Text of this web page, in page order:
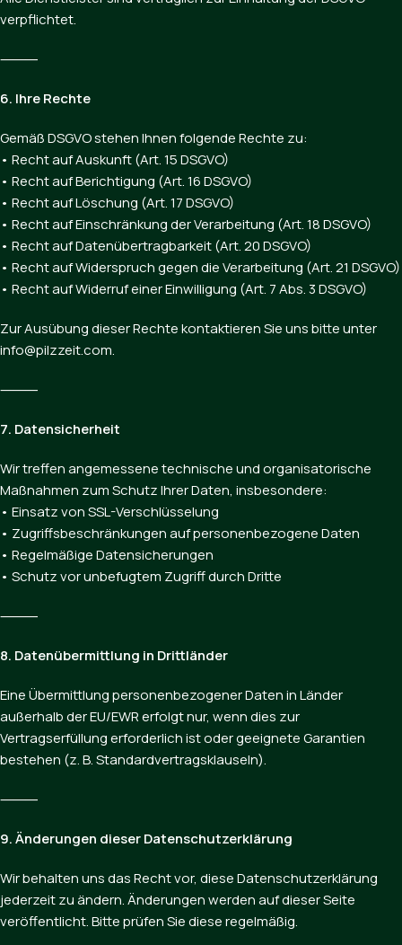
verpflichtet.
⸻
6. Ihre Rechte
Gemäß DSGVO stehen Ihnen folgende Rechte zu:
• Recht auf Auskunft (Art. 15 DSGVO)
• Recht auf Berichtigung (Art. 16 DSGVO)
• Recht auf Löschung (Art. 17 DSGVO)
• Recht auf Einschränkung der Verarbeitung (Art. 18 DSGVO)
• Recht auf Datenübertragbarkeit (Art. 20 DSGVO)
• Recht auf Widerspruch gegen die Verarbeitung (Art. 21 DSGVO)
• Recht auf Widerruf einer Einwilligung (Art. 7 Abs. 3 DSGVO)
Zur Ausübung dieser Rechte kontaktieren Sie uns bitte unter
info@pilzzeit.com.
⸻
7. Datensicherheit
Wir treffen angemessene technische und organisatorische
Maßnahmen zum Schutz Ihrer Daten, insbesondere:
• Einsatz von SSL-Verschlüsselung
• Zugriffsbeschränkungen auf personenbezogene Daten
• Regelmäßige Datensicherungen
• Schutz vor unbefugtem Zugriff durch Dritte
⸻
8. Datenübermittlung in Drittländer
Eine Übermittlung personenbezogener Daten in Länder
außerhalb der EU/EWR erfolgt nur, wenn dies zur
Vertragserfüllung erforderlich ist oder geeignete Garantien
bestehen (z. B. Standardvertragsklauseln).
⸻
9. Änderungen dieser Datenschutzerklärung
Wir behalten uns das Recht vor, diese Datenschutzerklärung
jederzeit zu ändern. Änderungen werden auf dieser Seite
veröffentlicht. Bitte prüfen Sie diese regelmäßig.